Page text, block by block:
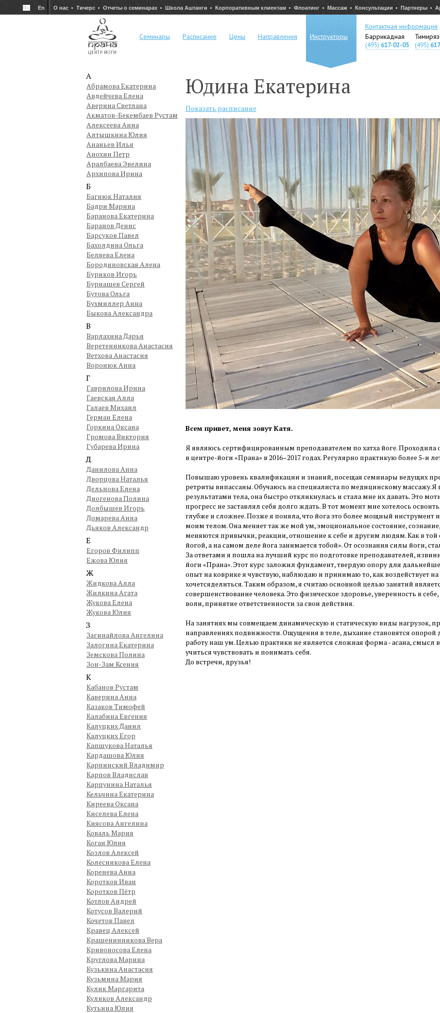
Ru En О нас Тичерс Отчеты о семинарах Школа Аштанги Корпоративным клиентам Флоатинг Массаж Консультации Партнеры
Семинары Расписание Цены Направления Инструкторы
Контактная информация
Баррикадная
(495) 617-02-05 (495)
А
Абрамова Екатерина
Авдейчева Елена
Аверина Светлана
Акматов-Бекембаев Рустам
Алексеева Анна
Алтышкина Юлия
Ананьев Илья
Анохин Петр
Аралбаева Эвелина
Архипова Ирина
Б
Багнюк Наталия
Бадри Марина
Баранова Екатерина
Баранов Денис
Барсуков Павел
Бахолдина Ольга
Беляева Елена
Бородиновская Алена
Буриков Игорь
Бурнашев Сергей
Бутова Ольга
Бухмиллер Анна
Быкова Александра
В
Варлахина Дарья
Веретенникова Анастасия
Ветхова Анастасия
Воронюк Анна
Г
Гаврилова Ирина
Гаевская Алла
Галаев Михаил
Герман Елена
Горкина Оксана
Громова Виктория
Губарева Ирина
Д
Данилова Анна
Дворцова Наталья
Дельнова Елена
Диогенова Полина
Долбышев Игорь
Домарева Анна
Дьяков Александр
Е
Егоров Филипп
Ежова Юлия
Ж
Жидкова Алла
Жилкина Агата
Жукова Елена
Жукова Юлия
З
Загинайлова Ангелина
Залогина Екатерина
Земскова Полина
Зон-Зам Ксения
К
Кабанов Рустам
Каверина Анна
Казаков Тимофей
Калабина Евгения
Калуцких Данил
Калуцких Егор
Капшукова Наталья
Кардашова Юлия
Карпинский Владимир
Карпов Владислав
Карпунина Наталья
Кельчина Екатерина
Киреева Оксана
Киселева Елена
Киясова Ангелина
Коваль Мария
Коган Юлия
Козлов Алексей
Колесникова Елена
Коренева Анна
Коротков Иван
Коротков Пётр
Котлов Андрей
Котусов Валерий
Кочетов Павел
Кравец Алексей
Крашенинникова Вера
Кривоносова Елена
Круглова Марина
Кузькина Анастасия
Кузьмина Мария
Кулик Маргарита
Куликов Александр
Кутьина Юлия
Юдина Екатерина
Показать расписание
Всем привет, меня зовут Катя.
Я являюсь сертифицированным преподавателем по хатха йоге. Проходила
в центре-йоги «Прана» в 2016–2017 годах. Регулярно практикую более 5-и
Повышаю уровень квалификации и знаний, посещая семинары ведущих
ретриты випассаны. Обучаюсь на специалиста по медицинскому
результатами тела, она быстро откликнулась и стала мне их давать. Это
прогресс не заставлял себя долго ждать. В тот момент мне хотелось
глубже и сложнее. Позже я поняла, что йога это более мощный инструмент
моим телом. Она меняет так же мой ум, эмоциональное состояние,
меняются привычки, реакции, отношение к себе и другим людям. Как в
йогой, а на самом деле йога занимается тобой». От осознания силы йоги,
За ответами я пошла на лучший курс по подготовке преподавателей,
йоги «Прана». Этот курс заложил фундамент, твердую опору для
опыт на коврике я чувствую, наблюдаю и принимаю то, как воздействует
хочетсяделиться. Таким образом, я считаю основной целью занятий
совершенствование человека. Это физическое здоровье, уверенность в
воли, принятие ответственности за свои действия.
На занятиях мы совмещаем динамическую и статическую виды нагрузок,
направлениях подвижности. Ощущения в теле, дыхание становятся
работу наш ум. Целью практики не является сложная форма - асана, смысл
учиться чувствовать и понимать себя.
До встречи, друзья!